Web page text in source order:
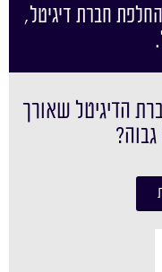
חברת דיגיטל,
הדיגיטל שאורך